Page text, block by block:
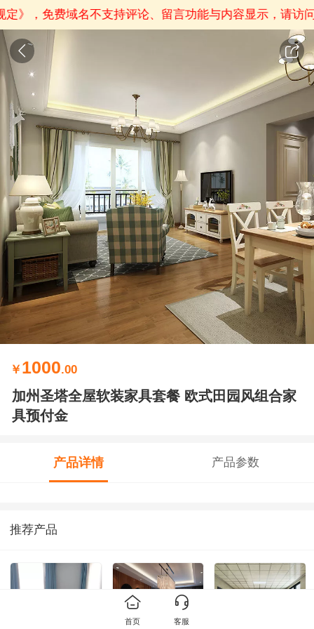
》 ，免费域名不支持评论、留言功能与内容显示，请访
￥ 1000.00
加州圣塔全屋软装家具套餐 欧式田园风组合家
具预付金
产品详情 产品参数
推荐产品
首页 客服